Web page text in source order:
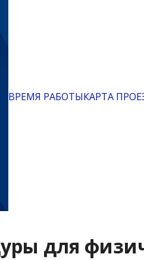
ВРЕМЯ РАБОТЫКАРТА
для